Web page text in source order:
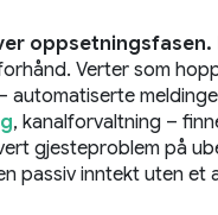
oppsetningsfasen.
Verter som
automatiserte
, kanalforvaltning –
gjesteproblem på
passiv inntekt uten et